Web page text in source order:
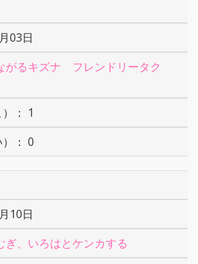
03日
がるキズナ フレンドリータク
1
0
10日
ぎ、いろはとケンカする